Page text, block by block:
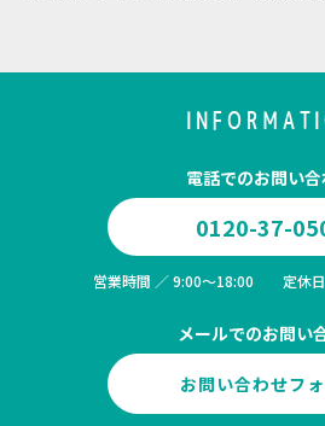
電話でのお問い
0120-37-
営業時間 ／ 9:00～18:00 定休日
メールでのお問い
お問い合わせフ